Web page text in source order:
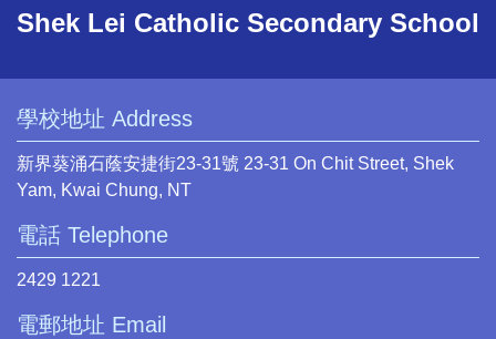
Shek Lei Catholic Secondary School
學校地址 Address
新界葵涌石蔭安捷街23-31號 23-31 On Chit Street, Shek
Yam, Kwai Chung, NT
電話 Telephone
2429 1221
電郵地址 Email